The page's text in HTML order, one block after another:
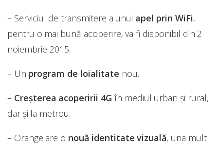
– Serviciul de transmitere a unui apel prin WiFi,
pentru o mai bună acoperire, va fi disponibil din 2
noiembrie 2015.
– Un program de loialitate nou.
– Creșterea acoperirii 4G în mediul urban și rural,
dar și la metrou.
– Orange are o nouă identitate vizuală, una mult